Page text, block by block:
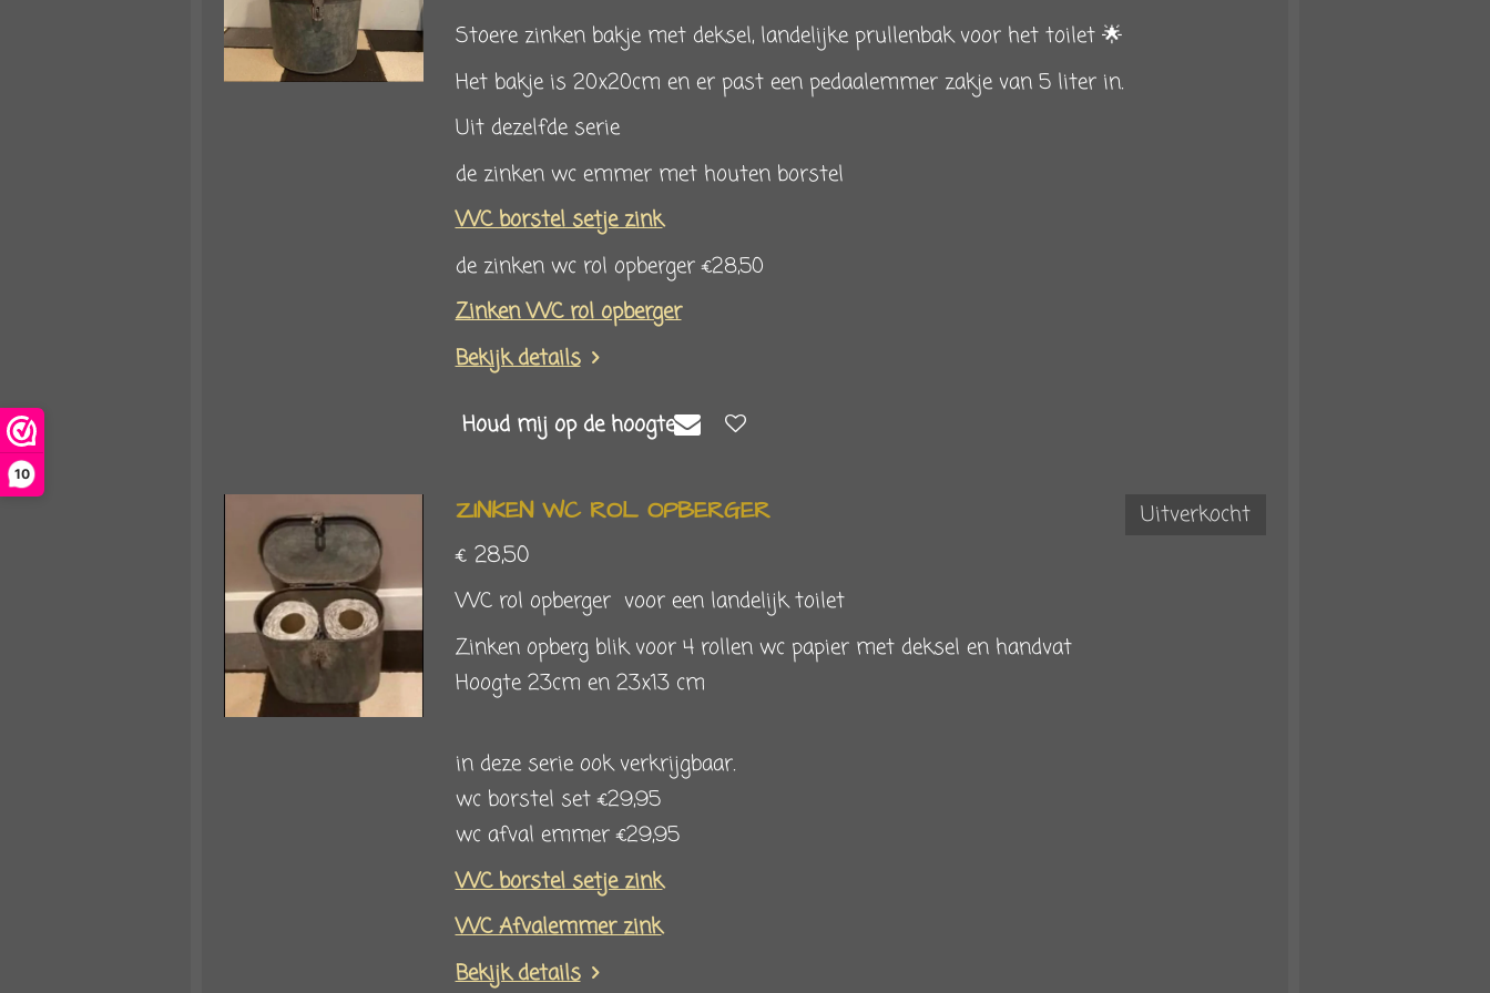
10
Stoere zinken bakje met deksel, landelijke prullenbak voor het toilet 🌟
Het bakje is 20x20cm en er past een pedaalemmer zakje van 5 liter in.
Uit dezelfde serie
de zinken wc emmer met houten borstel
WC borstel setje zink
de zinken wc rol opberger €28,50
Zinken WC rol opberger
Bekijk details
Houd mij op de hoogte
Uitverkocht
ZINKEN WC ROL OPBERGER
€ 28,50
WC rol opberger voor een landelijk toilet
Zinken opberg blik voor 4 rollen wc papier met deksel en handvat
Hoogte 23cm en 23x13 cm
in deze serie ook verkrijgbaar.
wc borstel set €29,95
wc afval emmer €29,95
WC borstel setje zink
WC Afvalemmer zink
Bekijk details